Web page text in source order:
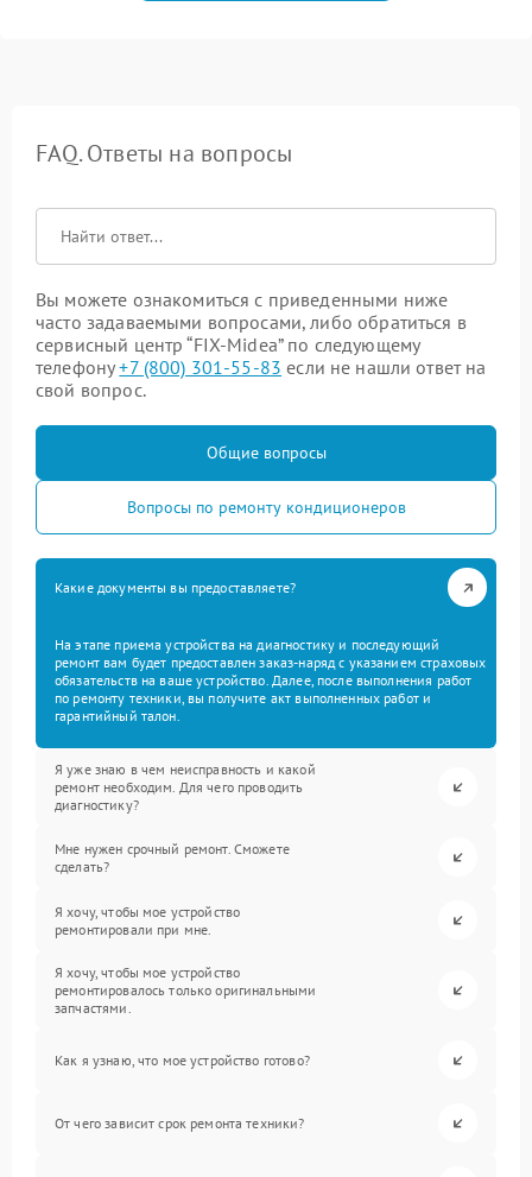
FAQ. Ответы на вопросы
Вы можете ознакомиться с приведенными ниже
часто задаваемыми вопросами, либо обратиться в
сервисный центр “FIX-Midea” по следующему
телефону+7 (800) 301-55-83 если не нашли ответ на
свой вопрос.
Общие вопросы
Вопросы по ремонту кондиционеров
Какие документы вы предоставляете?
На этапе приема устройства на диагностику и последующий
ремонт вам будет предоставлен заказ-наряд с указанием страховых
обязательств на ваше устройство. Далее, после выполнения работ
по ремонту техники, вы получите акт выполненных работ и
гарантийный талон.
Я уже знаю в чем неисправность и какой
ремонт необходим. Для чего проводить
диагностику?
Мне нужен срочный ремонт. Сможете
сделать?
Я хочу, чтобы мое устройство
ремонтировали при мне.
Я хочу, чтобы мое устройство
ремонтировалось только оригинальными
запчастями.
Как я узнаю, что мое устройство готово?
От чего зависит срок ремонта техники?